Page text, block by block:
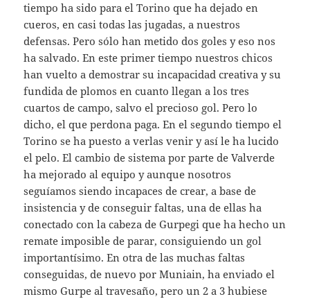
tiempo ha sido para el Torino que ha dejado en
cueros, en casi todas las jugadas, a nuestros
defensas. Pero sólo han metido dos goles y eso nos
ha salvado. En este primer tiempo nuestros chicos
han vuelto a demostrar su incapacidad creativa y su
fundida de plomos en cuanto llegan a los tres
cuartos de campo, salvo el precioso gol. Pero lo
dicho, el que perdona paga. En el segundo tiempo el
Torino se ha puesto a verlas venir y así le ha lucido
el pelo. El cambio de sistema por parte de Valverde
ha mejorado al equipo y aunque nosotros
seguíamos siendo incapaces de crear, a base de
insistencia y de conseguir faltas, una de ellas ha
conectado con la cabeza de Gurpegi que ha hecho un
remate imposible de parar, consiguiendo un gol
importantísimo. En otra de las muchas faltas
conseguidas, de nuevo por Muniain, ha enviado el
mismo Gurpe al travesaño, pero un 2 a 3 hubiese